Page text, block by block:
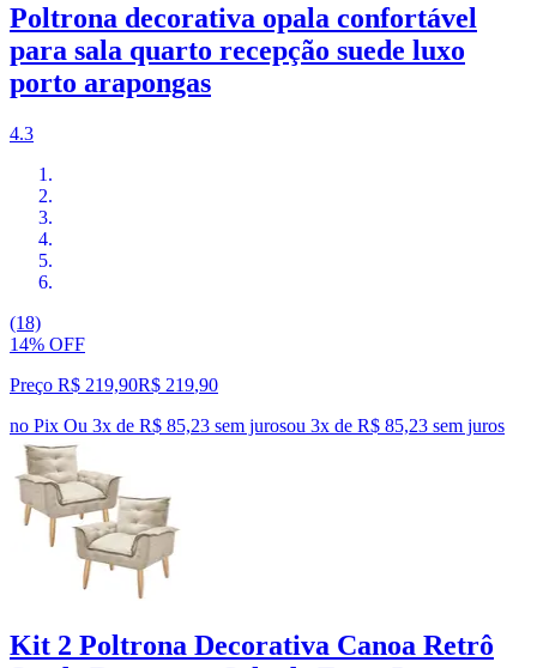
Poltrona decorativa opala confortável
para sala quarto recepção suede luxo
porto arapongas
4.3
(18)
14% OFF
Preço R$ 219,90R$ 219,90
no Pix Ou 3x de R$ 85,23 sem jurosou 3x de R$ 85,23 sem juros
Kit 2 Poltrona Decorativa Canoa Retrô